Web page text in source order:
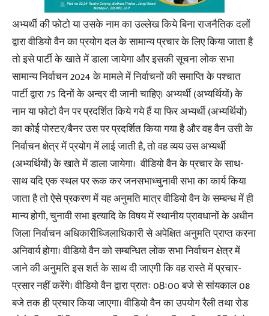
अभ्यर्थी की फोटो या उसके नाम का उल्लेख किये बिना राजनैतिक दलों
द्वारा वीडियो वैन का प्रयोग दल के सामान्य प्रचार के लिए किया जाता है
तो इसे पार्टी के खाते में डाला जायेगा और इसकी सूचना लोक सभा
सामान्य निर्वाचन 2024 के मामले में निर्वाचनों की समाप्ति के पश्चात
पार्टी द्वारा 75 दिनों के अन्दर दी जानी चाहिए। अभ्यर्थी (अभ्यर्थियों) के
नाम या फोटो वैन पर प्रदर्शित किये गये हैं या फिर अभ्यर्थी (अभ्यर्थियों)
का कोई पोस्टर/बैनर उस पर प्रदर्शित किया गया है और वह वैन उसी के
निर्वाचन क्षेत्र में प्रयोग में लाई जाती है, तो वह व्यय उस अभ्यर्थी
(अभ्यर्थियों) के खाते में डाला जायेगा। वीडियो वैन के प्रचार के साथ-
साथ यदि एक स्थल पर रूक कर जनसभाध्चुनावी सभा का कार्य किया
जाता है तो ऐसे प्रकरण में यह अनुमति मात्र वीडियो वैन के सम्बन्ध में ही
मान्य होगी, चुनावी सभा इत्यादि के विषय में स्थानीय प्रावधानों के अधीन
जिला निर्वाचन अधिकारीध्जिलाधिकारी से अपेक्षित अनुमति प्राप्त करना
अनिवार्य होगा। वीडियो वैन को सम्बन्धित लोक सभा निर्वाचन क्षेत्र में
जाने की अनुमति इस शर्त के साथ दी जाएगी कि वह रास्ते में प्रचार-
प्रसार नहीं करेंगे। वीडियो वैन द्वारा प्रातः 08ः00 बजे से सांयकाल 08
बजे तक ही प्रचार किया जाएगा। वीडियो वैन का उपयोग रैली तथा रोड